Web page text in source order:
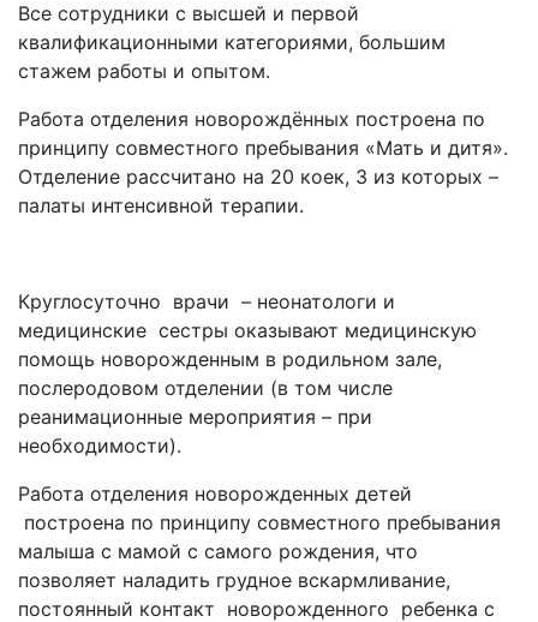
Все сотрудники с высшей и первой
квалификационными категориями, большим
стажем работы и опытом.
Работа отделения новорождённых построена по
принципу совместного пребывания «Мать и дитя».
Отделение рассчитано на 20 коек, 3 из которых –
палаты интенсивной терапии.
Круглосуточно врачи – неонатологи и
медицинские сестры оказывают медицинскую
помощь новорожденным в родильном зале,
послеродовом отделении (в том числе
реанимационные мероприятия – при
необходимости).
Работа отделения новорожденных детей
построена по принципу совместного пребывания
малыша с мамой с самого рождения, что
позволяет наладить грудное вскармливание,
постоянный контакт новорожденного ребенка с